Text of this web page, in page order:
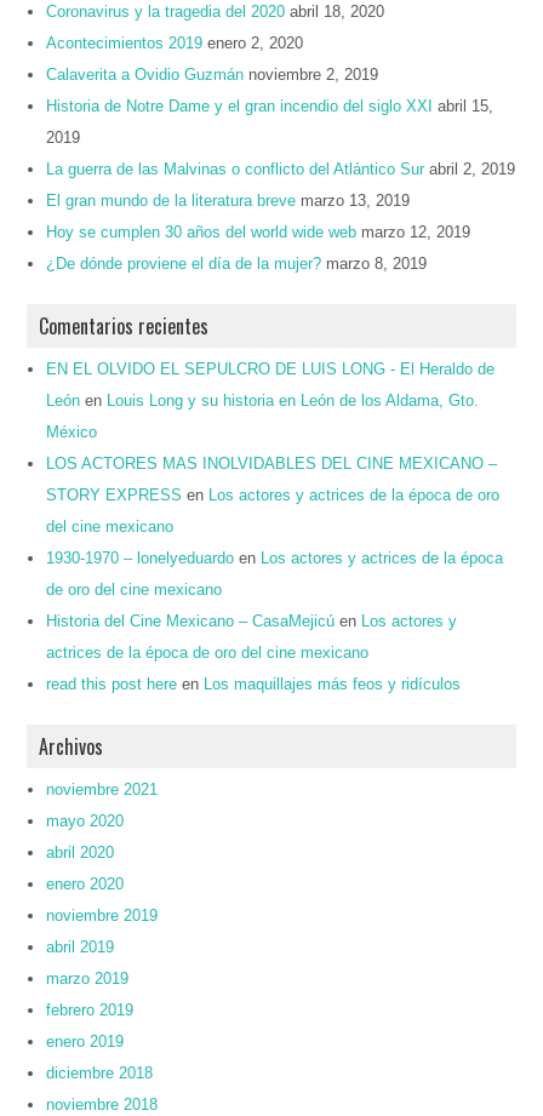
Coronavirus y la tragedia del 2020 abril 18, 2020
Acontecimientos 2019 enero 2, 2020
Calaverita a Ovidio Guzmán noviembre 2, 2019
Historia de Notre Dame y el gran incendio del siglo XXI
abril 15,
2019
La guerra de las Malvinas o conflicto del Atlántico Sur abril 2, 2019
El gran mundo de la literatura breve marzo 13, 2019
Hoy se cumplen 30 años del world wide web marzo 12, 2019
¿De dónde proviene el día de la mujer? marzo 8, 2019
Comentarios recientes
EN EL OLVIDO EL SEPULCRO DE LUIS LONG - El Heraldo de
León en
Louis Long y su historia en León de los Aldama, Gto.
México
LOS ACTORES MAS INOLVIDABLES DEL CINE MEXICANO –
STORY EXPRESS en
Los actores y actrices de la época de oro
del cine mexicano
1930-1970 – lonelyeduardo en
Los actores y actrices de la época
de oro del cine mexicano
Historia del Cine Mexicano – CasaMejicú en
Los actores y
actrices de la época de oro del cine mexicano
read this post here en Los maquillajes más feos y ridículos
Archivos
noviembre 2021
mayo 2020
abril 2020
enero 2020
noviembre 2019
abril 2019
marzo 2019
febrero 2019
enero 2019
diciembre 2018
noviembre 2018